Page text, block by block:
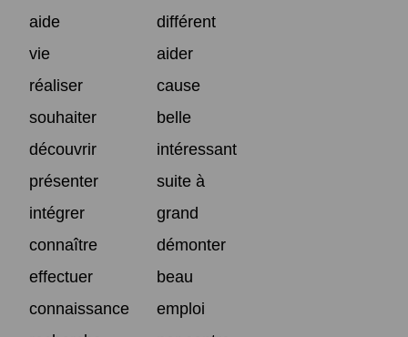
aide
différent
vie
aider
réaliser
cause
souhaiter
belle
découvrir
intéressant
présenter
suite à
intégrer
grand
connaître
démonter
effectuer
beau
connaissance
emploi